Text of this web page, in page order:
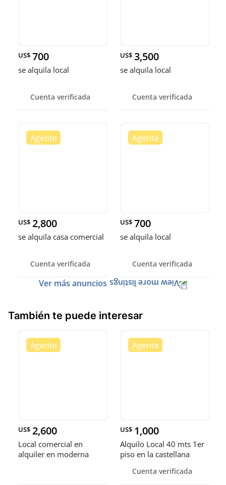
US$ 700
se alquila local
Cuenta verificada
US$ 3,500
se alquila local
Cuenta verificada
US$ 2,800
se alquila casa comercial
Cuenta verificada
US$ 700
se alquila local
Cuenta verificada
Ver más anuncios
También te puede interesar
US$ 2,600
Local comercial en
alquiler en moderna
US$ 1,000
Alquilo Local 40 mts 1er
piso en la castellana
Cuenta verificada